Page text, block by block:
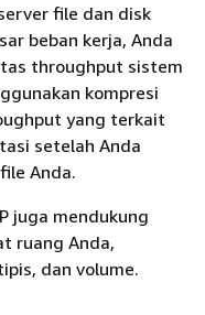
file dan disk
beban kerja, Anda
throughput sistem
kompresi
yang terkait
setelah Anda
Anda.
juga mendukung
ruang Anda,
dan volume.